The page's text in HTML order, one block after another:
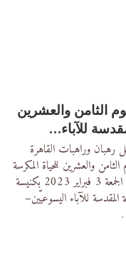
الثامن والعشرين
للآباء…
رهبان وراهبات القاهرة
الثامن والعشرين للحياة المكرسة
اليوم الجمعة 3 فبراير 2023 بكنيسة
المقدسة للآباء اليسوعيّين–